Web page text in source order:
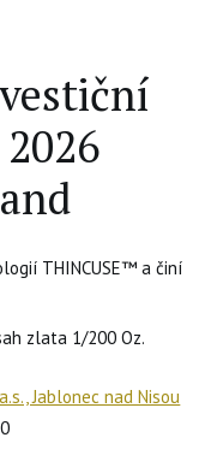
THINCUSE™ a činí
zlata 1/200 Oz.
Jablonec nad Nisou